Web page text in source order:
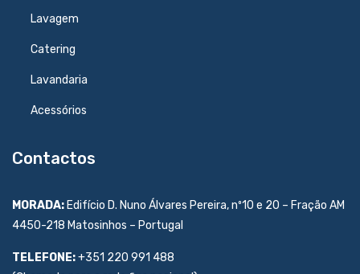
Lavagem
Catering
Lavandaria
Acessórios
Contactos
MORADA: Edifício D. Nuno Álvares Pereira, nº10 e 20 – Fração AM
4450-218 Matosinhos – Portugal
TELEFONE:+351 220 991 488